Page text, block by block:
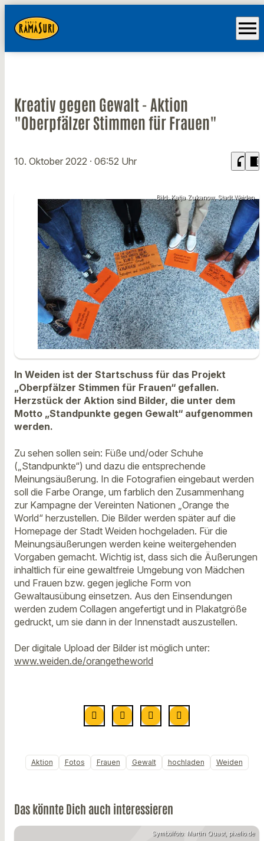
menu
Kreativ gegen Gewalt - Aktion
"Oberpfälzer Stimmen für Frauen"
10. Oktober 2022 · 06:52 Uhr headphones chrome_reader_mode
Bild: Katja Zukanow, Stadt Weiden
In Weiden ist der Startschuss für das Projekt
„Oberpfälzer Stimmen für Frauen“ gefallen.
Herzstück der Aktion sind Bilder, die unter dem
Motto „Standpunkte gegen Gewalt“ aufgenommen
werden.
Zu sehen sollen sein: Füße und/oder Schuhe
(„Standpunkte“) und dazu die entsprechende
Meinungsäußerung. In die Fotografien eingebaut werden
soll die Farbe Orange, um farblich den Zusammenhang
zur Kampagne der Vereinten Nationen „Orange the
World“ herzustellen. Die Bilder werden später auf die
Homepage der Stadt Weiden hochgeladen. Für die
Meinungsäußerungen werden keine weitergehenden
Vorgaben gemacht. Wichtig ist, dass sich die Äußerungen
inhaltlich für eine gewaltfreie Umgebung von Mädchen
und Frauen bzw. gegen jegliche Form von
Gewaltausübung einsetzen. Aus den Einsendungen
werden zudem Collagen angefertigt und in Plakatgröße
gedruckt, um sie dann in der Innenstadt auszustellen.
Der digitale Upload der Bilder ist möglich unter:
www.weiden.de/orangetheworld
Aktion Fotos Frauen Gewalt hochladen Weiden
Das könnte Dich auch interessieren
Symbolfoto: Martin Quast, pixelio.de